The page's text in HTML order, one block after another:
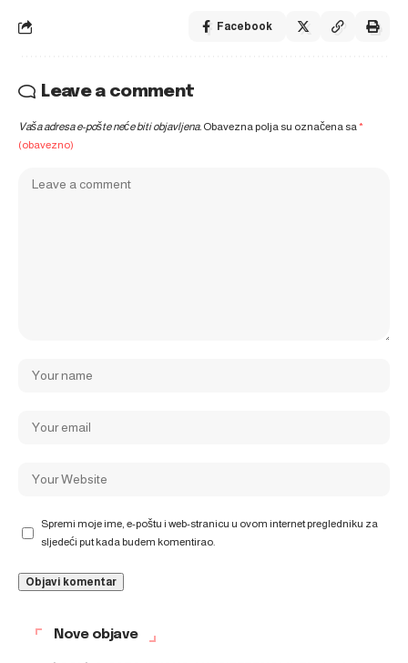
Facebook
Leave a comment
Vaša adresa e-pošte neće biti objavljena. Obavezna polja su označena sa*
(obavezno)
Spremi moje ime, e-poštu i web-stranicu u ovom internet pregledniku za
sljedeći put kada budem komentirao.
Nove objave